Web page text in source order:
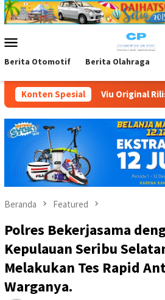
Loncat
ke
Mobile
Berita Otomotif Berita Olahraga
Konten Spesial
Rilis Garam Muda, Komedi
Beranda Featured
Polres Bekerjasama
Kepulauan Seribu
Melakukan Tes Rapid
Warganya.